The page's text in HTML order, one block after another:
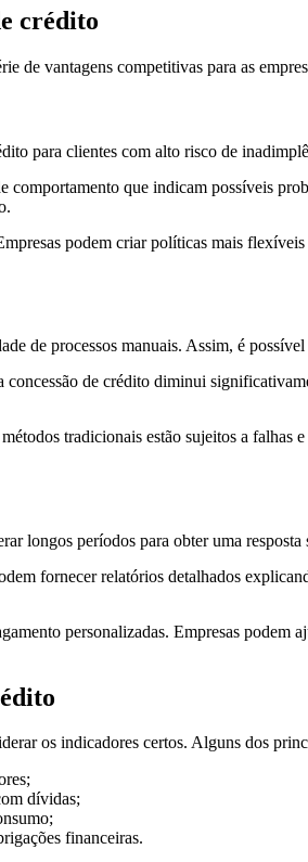
crédito
de vantagens competitivas para as
para clientes com alto risco de
que indicam possíveis
podem criar políticas mais
de processos manuais. Assim, é
de crédito diminui
tradicionais estão sujeitos a
longos períodos para obter uma
fornecer relatórios detalhados
personalizadas. Empresas
os indicadores certos. Alguns dos
dívidas;
financeiras.